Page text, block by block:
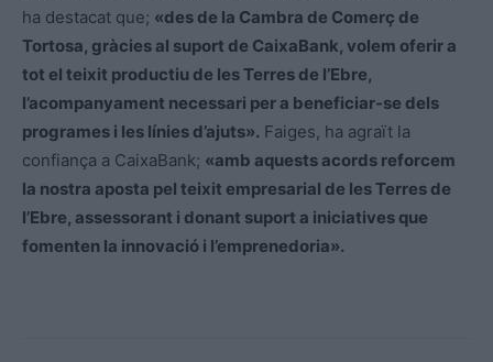
ha destacat que; «des de la Cambra de Comerç de
Tortosa, gràcies al suport de CaixaBank, volem oferir a
tot el teixit productiu de les Terres de l’Ebre,
l’acompanyament necessari per a beneficiar-se dels
programes i les línies d’ajuts». Faiges, ha agraït la
confiança a CaixaBank; «amb aquests acords reforcem
la nostra aposta pel teixit empresarial de les Terres de
l’Ebre, assessorant i donant suport a iniciatives que
fomenten la innovació i l’emprenedoria».